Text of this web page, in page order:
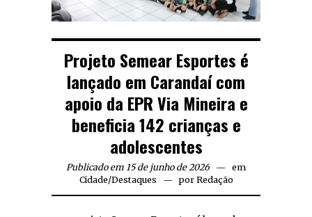
Projeto Semear Esportes é
lançado em Carandaí com
apoio da EPR Via Mineira e
beneficia 142 crianças e
adolescentes
Publicado em 15 de junho de 2026
em
Cidade/Destaques por Redação